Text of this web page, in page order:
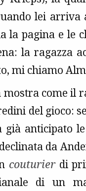
lei arriva
la pagina e le
la ragazza
mi chiamo
mostra come il
del gioco:
anticipato
da
couturierdi
di un